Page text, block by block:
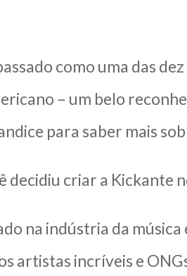
como uma das
– um belo
para saber mais
decidiu criar a Kickante
na indústria da
artistas incríveis e